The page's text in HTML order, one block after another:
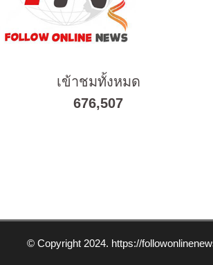
เข้าชมทั้งหมด
676,507
© Copyright 2024. https://